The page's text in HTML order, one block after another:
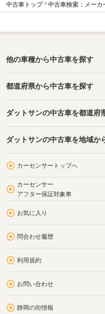
中古車トップ 中古車検索：メーカ
他の車種から中古車を探す
都道府県から中古車を探す
ダットサンの中古車を都道府
ダットサンの中古車を地域か
カーセンサートップへ
カーセンサー
アフター保証対象車
お気に入り
問合わせ履歴
利用規約
お問い合わせ
静岡の街情報